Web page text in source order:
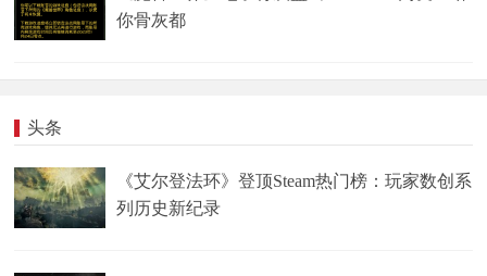
你骨灰都
头条
《艾尔登法环》登顶Steam热门榜：玩家数创系
列历史新纪录